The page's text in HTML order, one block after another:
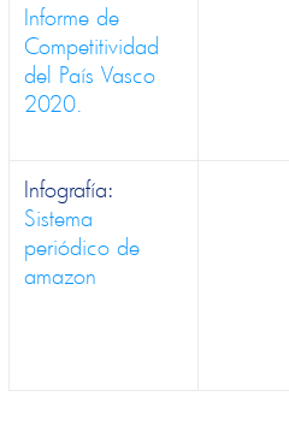
Informe de
Competitividad
del País Vasco
2020.
Infografía:
Sistema
periódico de
amazon